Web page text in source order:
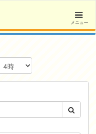
メニュー